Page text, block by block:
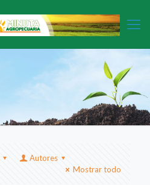
Autores
Mostrar todo